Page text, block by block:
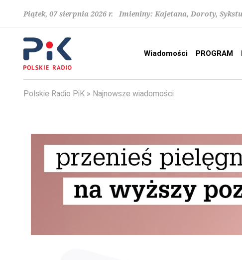
Piątek, 07 sierpnia 2026 r. Imieniny: Kajetana, Doroty,
Wiadomości PROGRAM
Polskie Radio PiK Najnowsze wiadomości